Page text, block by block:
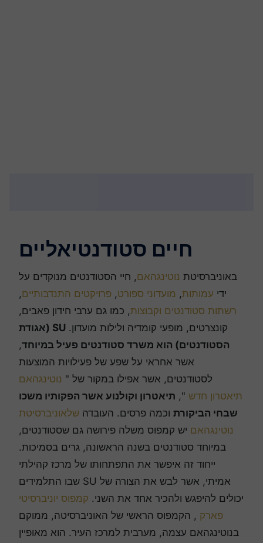
חיים סטודנטיאליים
באוניברסיטתנוטינגהאם, חיי הסטודנטים מנוקדים על
עמותות,מועדוני ספורט,פרויקטים התנדבותיים,
רשתות סטודנטים וקבוצות, כמו גם ערבי חידון פאבים,
קונצרטים, מופעי קומדיה ולילות מועדון.
SU (אגודת
הסטודנטים) הוא משרד סטודנטים פעיל במיוחד,
אשר אחראי על שפע של פעילויות המוצעות
לסטודנטים, אשר אפילו במקור של "נוטינגהאם
תיאטרון חדש",תיאטרון וקולנוע אשר הפקותיו משכו
שבחי הביקורתוכמה פרסים. העובדהשלאוניברסיטת
נוטינגהאםיש קמפוס משלה פירושה גם שסטודנטים,
במיוחד סטודנטים בשנה הראשונה, גרים בסמיכות.
ייחוד זה איפשר את התפתחותו של מרכז קהילתי
אמיתי, אשר לבש את הצורה של SU שבו התלמידים
יכולים להיפגש ולהכיר אחד את השני.קמפוס יוניברסיטי
פארק, הקמפוס הראשי של האוניברסיטה, ממוקם
בנוטינגהאם עצמה, מערבית למרכז העיר. הוא מאופיין